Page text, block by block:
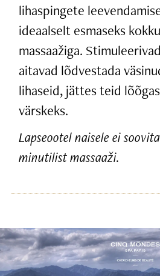
lihaspingete
ideaalselt esmaseks
massaažiga.
aitavad lõdvestada
lihaseid, jättes teid
värskeks.
Lapseootel naisele ei
minutilist massaaži.